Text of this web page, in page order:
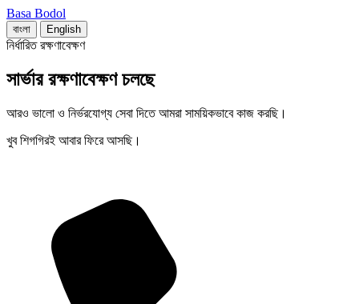
Basa Bodol
বাংলা English
নির্ধারিত রক্ষণাবেক্ষণ
সার্ভার রক্ষণাবেক্ষণ চলছে
আরও ভালো ও নির্ভরযোগ্য সেবা দিতে আমরা সাময়িকভাবে কাজ করছি।
খুব শিগগিরই আবার ফিরে আসছি।